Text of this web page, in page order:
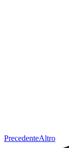
PrecedenteAltro